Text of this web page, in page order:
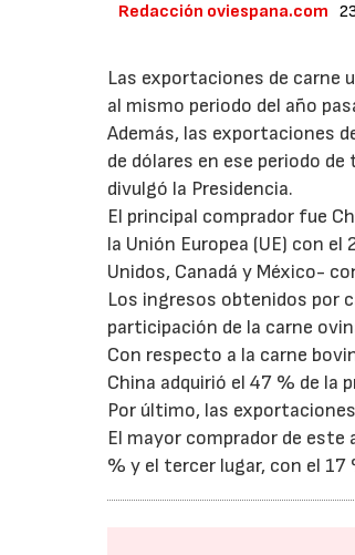
Redacción oviespana.com
Las exportaciones de carne
al mismo periodo del año
Además, las exportaciones
de dólares en ese periodo
divulgó la Presidencia.
El principal comprador fue
la Unión Europea (UE) con
Unidos, Canadá y México-
Los ingresos obtenidos por
participación de la carne
Con respecto a la carne
China adquirió el 47 % de la
Por último, las
El mayor comprador de este
% y el tercer lugar, con el 17